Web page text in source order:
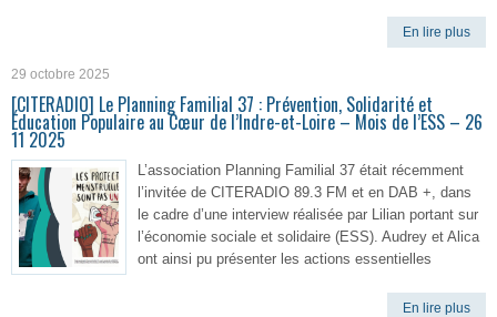
En lire plus
29 octobre 2025
[CITERADIO] Le Planning Familial 37 : Prévention, Solidarité et
Éducation Populaire au Cœur de l’Indre-et-Loire – Mois de l’ESS – 26
11 2025
L’association Planning Familial 37 était récemment
l’invitée de CITERADIO 89.3 FM et en DAB +, dans
le cadre d’une interview réalisée par Lilian portant sur
l’économie sociale et solidaire (ESS). Audrey et Alica
ont ainsi pu présenter les actions essentielles
En lire plus